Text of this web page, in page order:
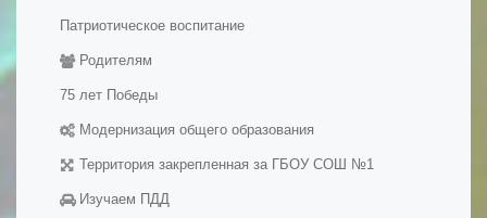
Медалисты
Электронные образовательные ресуры
Методические разработки уроков
Патриотическое воспитание
Родителям
75 лет Победы
Модернизация общего образования
Территория закрепленная за ГБОУ СОШ №1
Изучаем ПДД